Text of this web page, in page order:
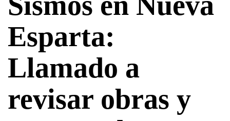
Esparta:
Llamado a
revisar obras y